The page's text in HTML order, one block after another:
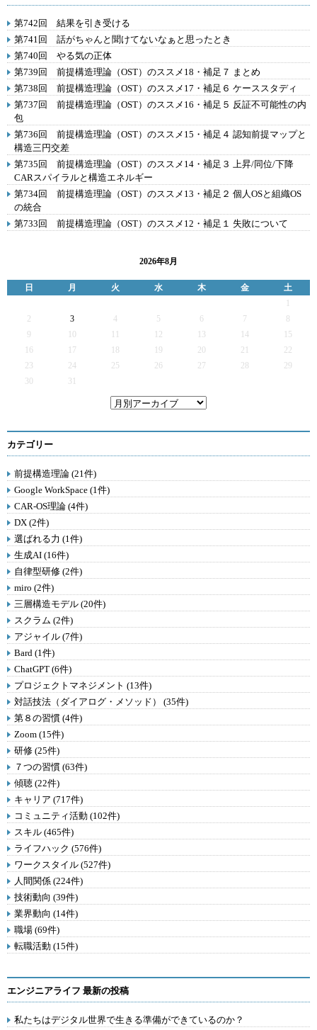
第742回 結果を引き受ける
第741回 話がちゃんと聞けてないなぁと思ったとき
第740回 やる気の正体
第739回 前提構造理論（OST）のススメ18・補足７ まとめ
第738回 前提構造理論（OST）のススメ17・補足６ ケーススタディ
第737回 前提構造理論（OST）のススメ16・補足５ 反証不可能性の内
包
第736回 前提構造理論（OST）のススメ15・補足４ 認知前提マップと
構造三円交差
第735回 前提構造理論（OST）のススメ14・補足３ 上昇/同位/下降
CARスパイラルと構造エネルギー
第734回 前提構造理論（OST）のススメ13・補足２ 個人OSと組織OS
の統合
第733回 前提構造理論（OST）のススメ12・補足１ 失敗について
2026年8月
日 月 火 水 木 金
土
2
3 4 5 6 7
9
12 13 14
15
16
17 19 20 21
22
23
24 25 26 27 28
29
30
31
カテゴリー
前提構造理論 (21件)
Google WorkSpace (1件)
CAR-OS理論 (4件)
DX (2件)
選ばれる力 (1件)
生成AI (16件)
自律型研修 (2件)
miro (2件)
三層構造モデル (20件)
スクラム (2件)
アジャイル (7件)
Bard (1件)
ChatGPT (6件)
プロジェクトマネジメント (13件)
対話技法（ダイアログ・メソッド） (35件)
第８の習慣 (4件)
Zoom (15件)
研修 (25件)
７つの習慣 (63件)
傾聴 (22件)
キャリア (717件)
コミュニティ活動 (102件)
スキル (465件)
ライフハック (576件)
ワークスタイル (527件)
人間関係 (224件)
技術動向 (39件)
業界動向 (14件)
職場 (69件)
転職活動 (15件)
エンジニアライフ 最新の投稿
私たちはデジタル世界で生きる準備ができているのか？